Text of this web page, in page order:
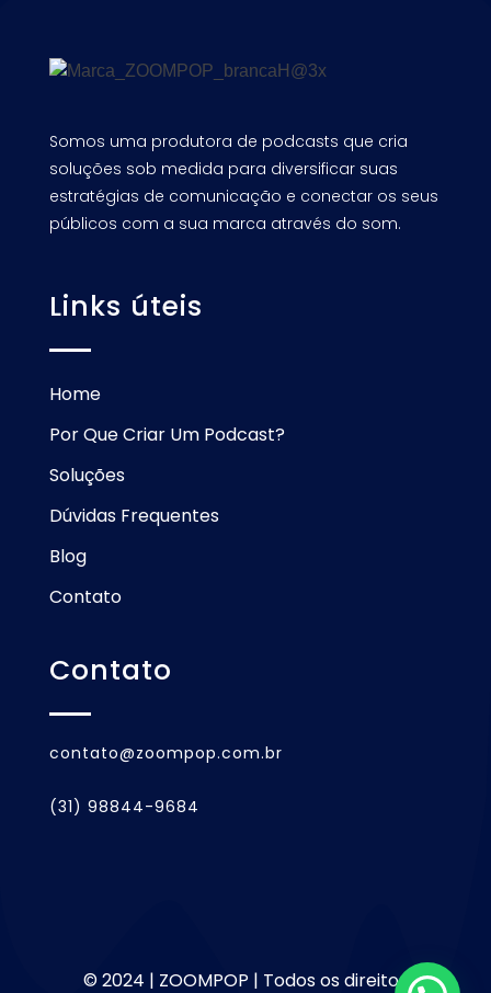
Somos uma produtora de podcasts que cria
soluções sob medida para diversificar suas
estratégias de comunicação e conectar os seus
públicos com a sua marca através do som.
Links úteis
Home
Por Que Criar Um Podcast?
Soluções
Dúvidas Frequentes
Blog
Contato
Contato
contato@zoompop.com.br
(31) 98844-9684
© 2024 | ZOOMPOP | Todos os direitos